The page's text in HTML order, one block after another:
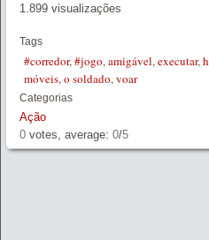
1.899 visualizações
Tags
#corredor,#jogo,amigável,executar,
móveis,o soldado,voar
Categorias
Ação
0 votes, average: 0/5